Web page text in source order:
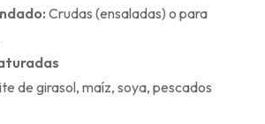
Crudas (ensaladas) o para
de girasol, maíz, soya, pescados